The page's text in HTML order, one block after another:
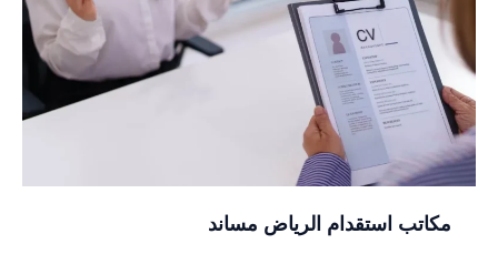
مكاتب استقدام الرياض مساند
الرياض
مساند